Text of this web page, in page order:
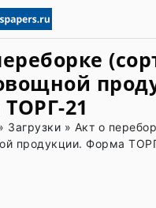
21
Загрузки » Акт о
продукции. Форма